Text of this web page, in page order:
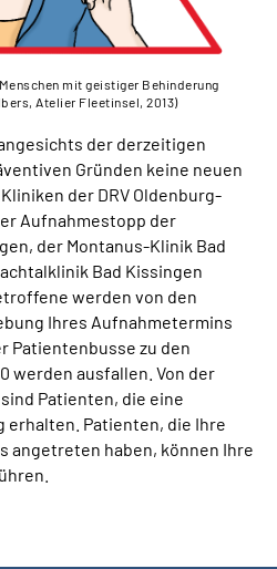
Kundenportal
mit geistiger Behinderung
Atelier Fleetinsel, 2013)
der derzeitigen
Gründen keine neuen
der DRV Oldenburg-
Aufnahmestopp der
der Montanus-Klinik Bad
Bad Kissingen
werden von den
Ihres Aufnahmetermins
Patientenbusse zu den
werden ausfallen. Von der
Patienten, die eine
erhalten. Patienten, die Ihre
angetreten haben, können Ihre